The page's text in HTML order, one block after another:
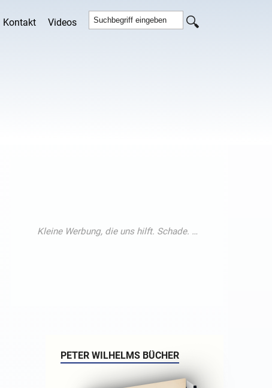
Kontakt Videos
PETER WILHELMS BÜCHER